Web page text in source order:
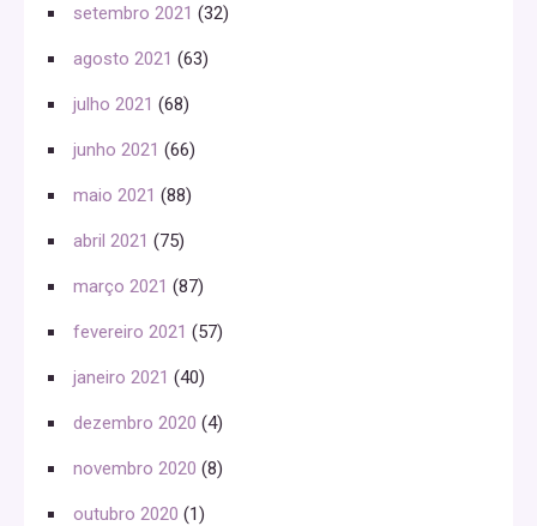
setembro 2021 (32)
agosto 2021 (63)
julho 2021 (68)
junho 2021 (66)
maio 2021 (88)
abril 2021 (75)
março 2021 (87)
fevereiro 2021 (57)
janeiro 2021 (40)
dezembro 2020 (4)
novembro 2020 (8)
outubro 2020 (1)